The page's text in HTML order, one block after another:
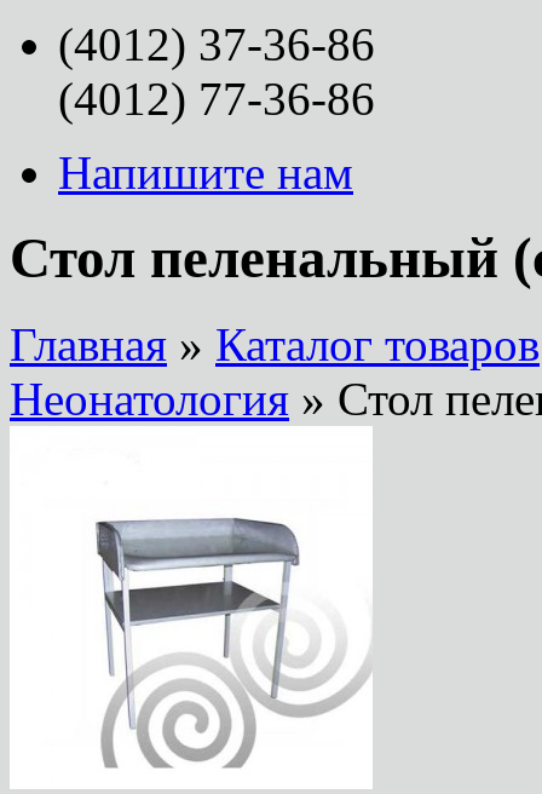
(4012) 37-36-86
(4012) 77-36-86
Напишите нам
Стол пеленальный
Главная » Каталог товаров
Неонатология » Стол